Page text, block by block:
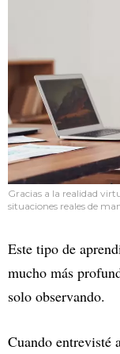
Gracias a la realidad
situaciones reales de
Este tipo de
mucho más
solo observando.
Cuando entrevisté